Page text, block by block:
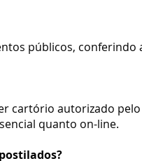
públicos, conferindo
cartório autorizado
quanto on-line.